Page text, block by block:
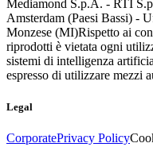
Mediamond S.p.A. - RTI
Amsterdam (Paesi Bassi) -
Monzese (MI)Rispetto ai
riprodotti è vietata ogni
sistemi di intelligenza
espresso di utilizzare mezzi
Legal
CorporatePrivacy Policy